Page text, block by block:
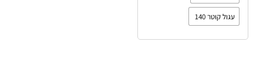
עגול קוטר 140